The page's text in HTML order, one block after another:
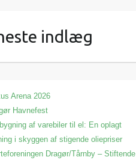
indlæg
Arena 2026
Havnefest
af varebiler til el: En oplagt
i skyggen af stigende oliepriser
Dragør/Tårnby – Stiftende